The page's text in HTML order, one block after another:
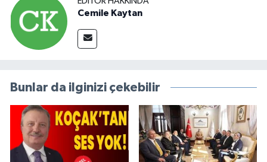
Cemile Kaytan
Bunlar da ilginizi çekebilir